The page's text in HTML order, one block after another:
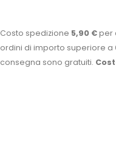
Costo spedizione 5,90 €per
ordini di importo superiore a
consegna sono gratuiti.